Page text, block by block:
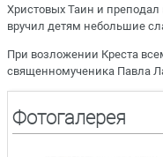
Христовых Таин и
вручил детям небольшие
При возложении Креста
священномученика Павла
Фотогалерея